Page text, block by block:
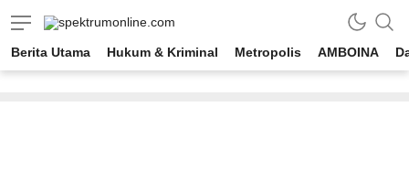
spektrumonline.com
Berita Utama Hukum & Kriminal Metropolis AMBOINA